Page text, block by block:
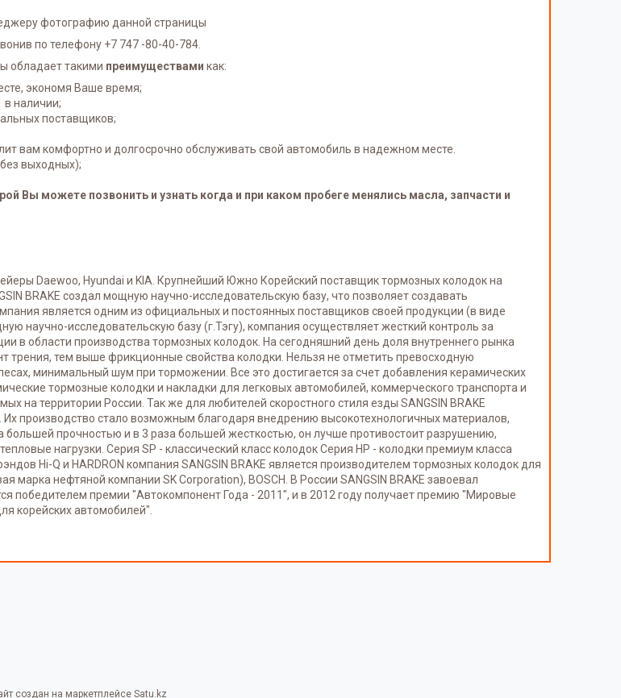
фотографию данной страницы
по телефону +7 747 -80-40-784.
обладает такими преимуществами как:
экономя Ваше время;
в наличии;
поставщиков;
вам комфортно и долгосрочно обслуживать свой автомобиль в надежном месте.
выходных);
Вы можете позвонить и узнать когда и при каком пробеге менялись масла, запчасти и
Daewoo, Hyundai и KIA. Крупнейший Южно Корейский поставщик тормозных колодок на
BRAKE создал мощную научно-исследовательскую базу, что позволяет создавать
является одним из официальных и постоянных поставщиков своей продукции (в виде
научно-исследовательскую базу (г.Тэгу), компания осуществляет жесткий контроль за
в области производства тормозных колодок. На сегодняшний день доля внутреннего рынка
трения, тем выше фрикционные свойства колодки. Нельзя не отметить превосходную
минимальный шум при торможении. Все это достигается за счет добавления керамических
тормозные колодки и накладки для легковых автомобилей, коммерческого транспорта и
на территории России. Так же для любителей скоростного стиля езды SANGSIN BRAKE
производство стало возможным благодаря внедрению высокотехнологичных материалов,
прочностью и в 3 раза большей жесткостью, он лучше противостоит разрушению,
нагрузки. Серия SP - классический класс колодок Серия HP - колодки премиум класса
Hi-Q и HARDRON компания SANGSIN BRAKE является производителем тормозных колодок для
марка нефтяной компании SK Corporation), BOSCH. В России SANGSIN BRAKE завоевал
победителем премии "Автокомпонент Года - 2011", и в 2012 году получает премию "Мировые
корейских автомобилей".
создан на маркетплейсе Satu.kz